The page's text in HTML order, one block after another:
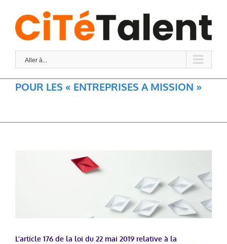
content
Aller à...
POUR LES « ENTREPRISES A MISSION »
L’article 176 de la loi du 22 mai 2019 relative à la